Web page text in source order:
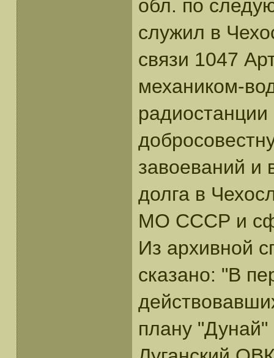
обл. по
служил в
связи 1047
механиком-
завоеваний и
долга в
МО СССР и
Из архивной
сказано: "В
плану "Дунай"